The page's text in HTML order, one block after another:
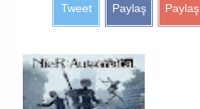
Tweet Paylaş Paylaş